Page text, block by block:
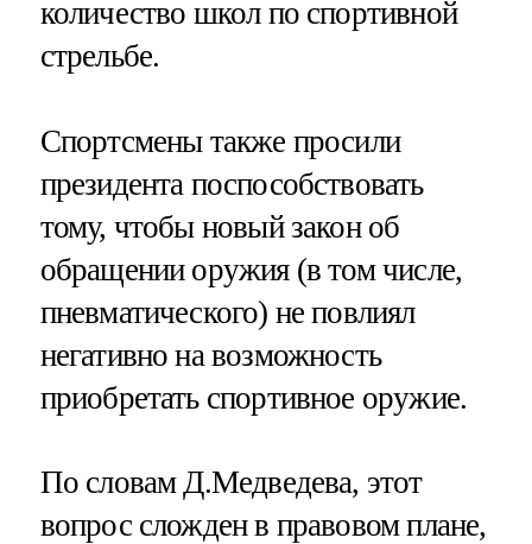
количество школ по спортивной
стрельбе.
Спортсмены также просили
президента поспособствовать
тому, чтобы новый закон об
обращении оружия (в том числе,
пневматического) не повлиял
негативно на возможность
приобретать спортивное оружие.
По словам Д.Медведева, этот
вопрос сложден в правовом плане,